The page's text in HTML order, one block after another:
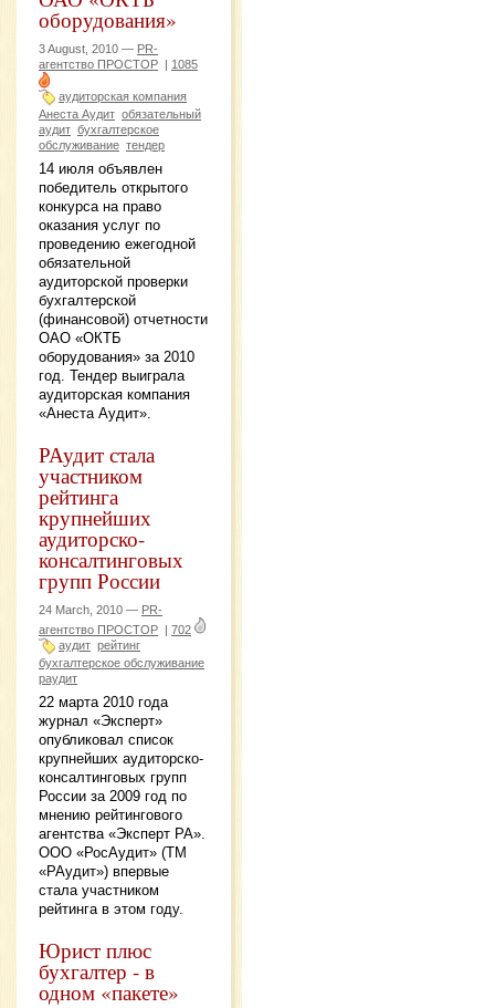
оборудования»
3 August, 2010 — PR-
агентство ПРОСТОР | 1085
аудиторская компания
Анеста Аудит обязательный
аудит бухгалтерское
обслуживание тендер
14 июля объявлен
победитель открытого
конкурса на право
оказания услуг по
проведению ежегодной
обязательной
аудиторской проверки
бухгалтерской
(финансовой) отчетности
ОАО «ОКТБ
оборудования» за 2010
год. Тендер выиграла
аудиторская компания
«Анеста Аудит».
РАудит стала
участником
рейтинга
крупнейших
аудиторско-
консалтинговых
групп России
24 March, 2010 — PR-
агентство ПРОСТОР | 702
аудит рейтинг
бухгалтерское обслуживание
раудит
22 марта 2010 года
журнал «Эксперт»
опубликовал список
крупнейших аудиторско-
консалтинговых групп
России за 2009 год по
мнению рейтингового
агентства «Эксперт РА».
ООО «РосАудит» (ТМ
«РАудит») впервые
стала участником
рейтинга в этом году.
Юрист плюс
бухгалтер - в
одном «пакете»